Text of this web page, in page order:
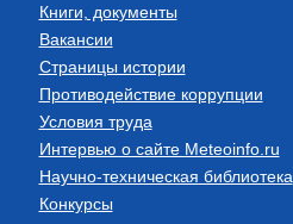
Книги, документы
Вакансии
Страницы истории
Противодействие коррупции
Условия труда
Интервью о сайте Meteoinfo.ru
Научно-техническая библиотека
Конкурсы